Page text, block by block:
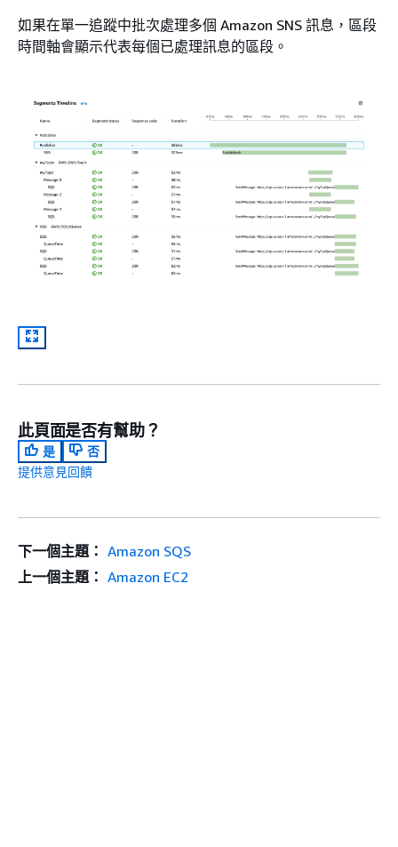
如果在單一追蹤中批次處理多個 Amazon SNS 訊息，區段
時間軸會顯示代表每個已處理訊息的區段。
此頁面是否有幫助？
是
否
提供意見回饋
下一個主題： Amazon SQS
上一個主題： Amazon EC2